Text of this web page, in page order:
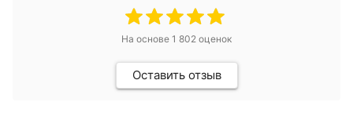
На основе 1 802 оценок
Оставить отзыв